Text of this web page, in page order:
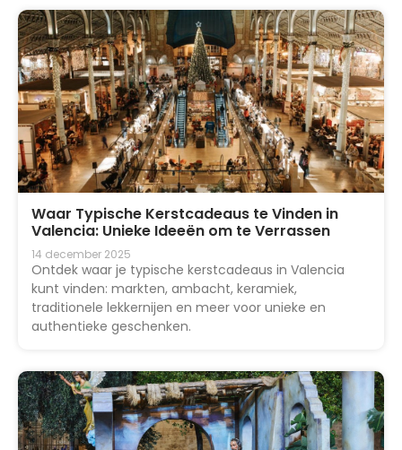
Waar Typische Kerstcadeaus te Vinden in
Valencia: Unieke Ideeën om te Verrassen
14 december 2025
Ontdek waar je typische kerstcadeaus in Valencia
kunt vinden: markten, ambacht, keramiek,
traditionele lekkernijen en meer voor unieke en
authentieke geschenken.